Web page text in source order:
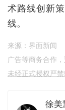
术路线创新
线。
来源：界面新闻
广告等商务合作，
未经正式授权严
徐美